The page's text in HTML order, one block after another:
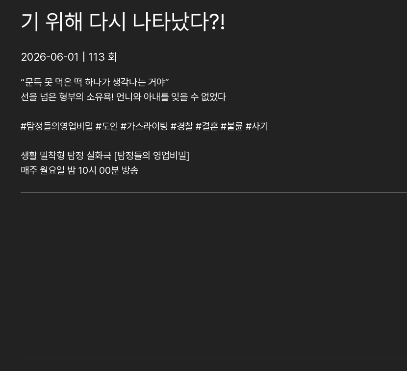
기 위해 다시 나타났다?!
2026-06-01 | 113 회
“문득 못 먹은 떡 하나가 생각나는 거야”
선을 넘은 형부의 소유욕! 언니와 아내를 잊을 수 없었다
#탐정들의영업비밀 #도인 #가스라이팅 #경찰 #결혼 #불륜 #사기
생활 밀착형 탐정 실화극 [탐정들의 영업비밀]
매주 월요일 밤 10시 00분 방송